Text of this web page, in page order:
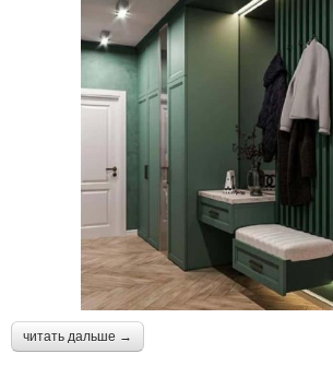
читать дальше →